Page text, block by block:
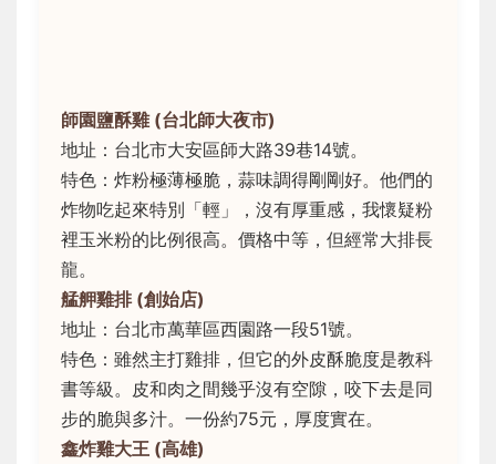
師園鹽酥雞 (台北師大夜市)
地址：台北市大安區師大路39巷14號。
特色：炸粉極薄極脆，蒜味調得剛剛好。他們的
炸物吃起來特別「輕」，沒有厚重感，我懷疑粉
裡玉米粉的比例很高。價格中等，但經常大排長
龍。
艋舺雞排 (創始店)
地址：台北市萬華區西園路一段51號。
特色：雖然主打雞排，但它的外皮酥脆度是教科
書等級。皮和肉之間幾乎沒有空隙，咬下去是同
步的脆與多汁。一份約75元，厚度實在。
鑫炸雞大王 (高雄)